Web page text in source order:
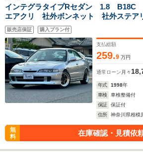
インテグラタイプRセダン 1.8 B18C
エアクリ 社外ボンネット 社外ステア
クイックリリース ディスプレイオーデ
ーター 純正レカロシート
販売店保証 購入プラン付
支払総額
259.9 万円
通常ローン 月々
年式 1998年
車検
車検整備付
保証
保証付
住所
神奈川県相模
無
料
在庫確認・見積依